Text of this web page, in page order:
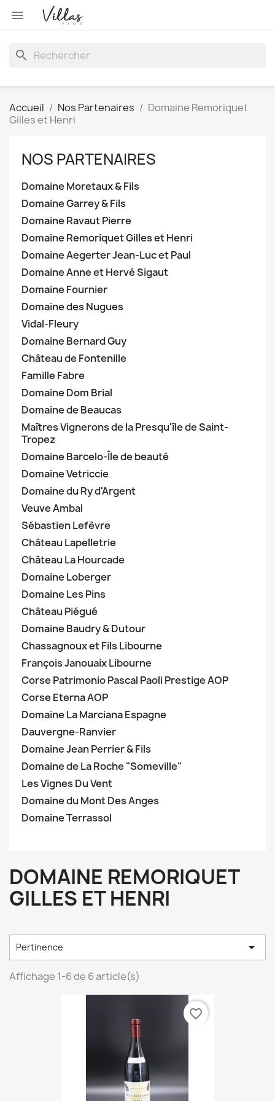

search
Accueil Nos Partenaires
Domaine Remoriquet
Gilles et Henri
NOS PARTENAIRES
Domaine Moretaux & Fils
Domaine Garrey & Fils
Domaine Ravaut Pierre
Domaine Remoriquet Gilles et Henri
Domaine Aegerter Jean-Luc et Paul
Domaine Anne et Hervé Sigaut
Domaine Fournier
Domaine des Nugues
Vidal-Fleury
Domaine Bernard Guy
Château de Fontenille
Famille Fabre
Domaine Dom Brial
Domaine de Beaucas
Maîtres Vignerons de la Presqu'île de Saint-
Tropez
Domaine Barcelo-Île de beauté
Domaine Vetriccie
Domaine du Ry d'Argent
Veuve Ambal
Sébastien Lefèvre
Château Lapelletrie
Château La Hourcade
Domaine Loberger
Domaine Les Pins
Château Piégué
Domaine Baudry & Dutour
Chassagnoux et Fils Libourne
François Janouaix Libourne
Corse Patrimonio Pascal Paoli Prestige AOP
Corse Eterna AOP
Domaine La Marciana Espagne
Dauvergne-Ranvier
Domaine Jean Perrier & Fils
Domaine de La Roche "Someville"
Les Vignes Du Vent
Domaine du Mont Des Anges
Domaine Terrassol
DOMAINE REMORIQUET
GILLES ET HENRI
Pertinence 
Affichage 1-6 de 6 article(s)
favorite_border